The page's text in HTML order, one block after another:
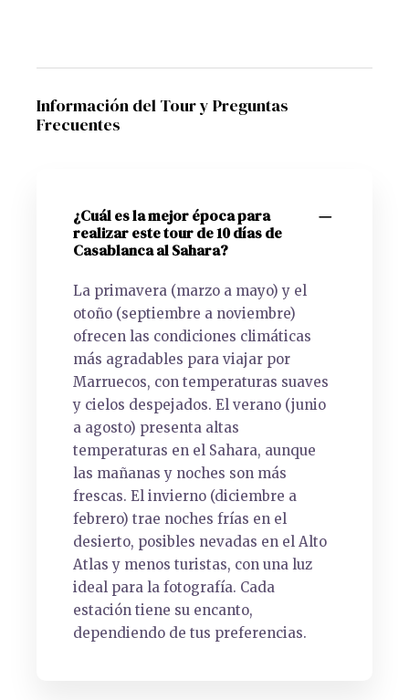
Información del Tour y Preguntas
Frecuentes
¿Cuál es la mejor época para
realizar este tour de 10 días de
Casablanca al Sahara?
La primavera (marzo a mayo) y el
otoño (septiembre a noviembre)
ofrecen las condiciones climáticas
más agradables para viajar por
Marruecos, con temperaturas suaves
y cielos despejados. El verano (junio
a agosto) presenta altas
temperaturas en el Sahara, aunque
las mañanas y noches son más
frescas. El invierno (diciembre a
febrero) trae noches frías en el
desierto, posibles nevadas en el Alto
Atlas y menos turistas, con una luz
ideal para la fotografía. Cada
estación tiene su encanto,
dependiendo de tus preferencias.